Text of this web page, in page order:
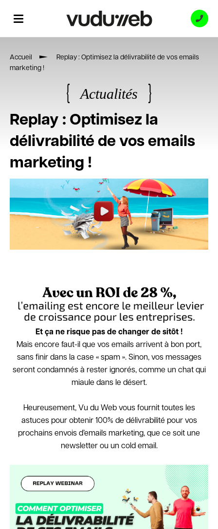
Contact
Références
Ressources
Accueil
Replay : Optimisez la délivrabilité de vos emails
marketing !
Actualités
Replay : Optimisez la
délivrabilité de vos emails
marketing !11 DÉCEMBRE 2023
Et ça ne risque pas de changer de sitôt !
Mais encore faut-il que vos emails arrivent à bon port,
sans finir dans la case « spam ». Sinon, vos messages
seront condamnés à rester ignorés, comme un chat qui
miaule dans le désert.
Heureusement, Vu du Web vous fournit toutes les
astuces pour obtenir 100% de délivrabilité pour vos
prochains envois d’emails marketing, que ce soit une
newsletter ou un cold email.